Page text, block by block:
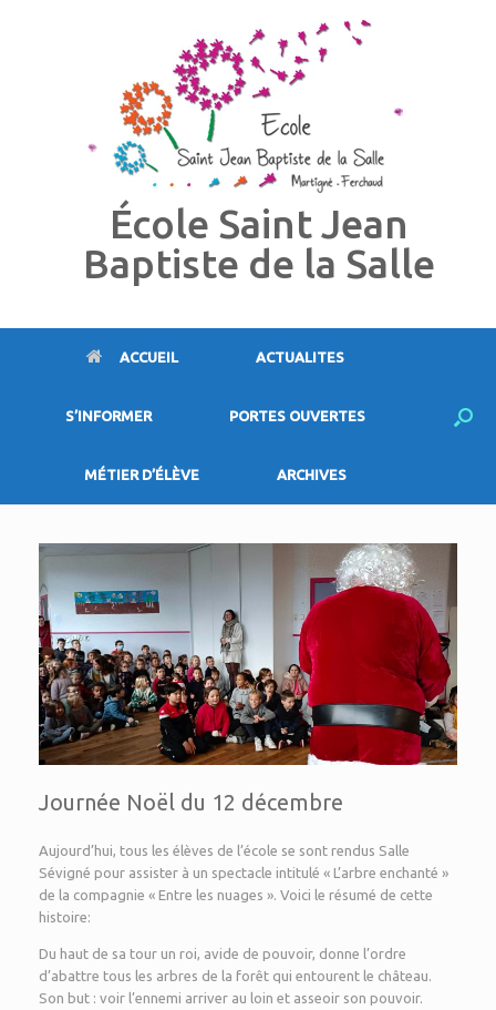
École Saint Jean
Baptiste de la Salle
ACCUEIL ACTUALITES
S’INFORMER PORTES OUVERTES
MÉTIER D’ÉLÈVE ARCHIVES
Journée Noël du 12 décembre
Aujourd’hui, tous les élèves de l’école se sont rendus Salle
Sévigné pour assister à un spectacle intitulé « L’arbre enchanté »
de la compagnie « Entre les nuages ». Voici le résumé de cette
histoire:
Du haut de sa tour un roi, avide de pouvoir, donne l’ordre
d’abattre tous les arbres de la forêt qui entourent le château.
Son but : voir l’ennemi arriver au loin et asseoir son pouvoir.